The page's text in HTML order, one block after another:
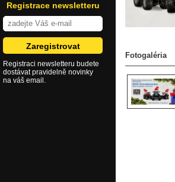
Fotogaléria
Registrace newsletteru
Registraci newsletteru budete
dostávat pravidelně novinky
na váš email.